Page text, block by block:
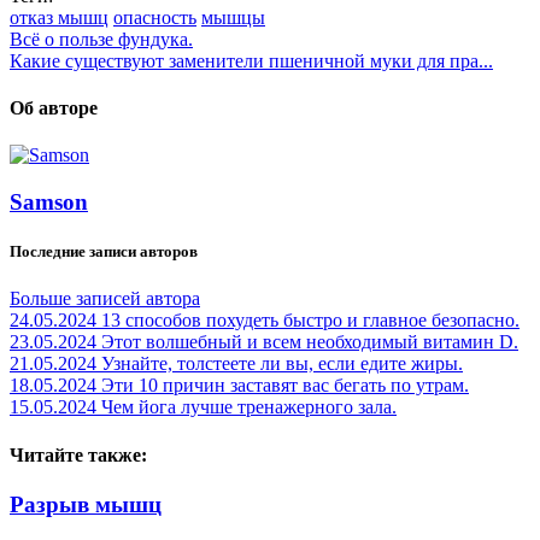
отказ мышц опасность мышцы
Всё о пользе фундука.
Какие существуют заменители пшеничной муки для пра...
Об авторе
Samson
Последние записи авторов
Больше записей автора
24.05.2024 13 способов похудеть быстро и главное безопасно.
23.05.2024 Этот волшебный и всем необходимый витамин D.
21.05.2024 Узнайте, толстеете ли вы, если едите жиры.
18.05.2024 Эти 10 причин заставят вас бегать по утрам.
15.05.2024 Чем йога лучше тренажерного зала.
Читайте также:
Разрыв мышц